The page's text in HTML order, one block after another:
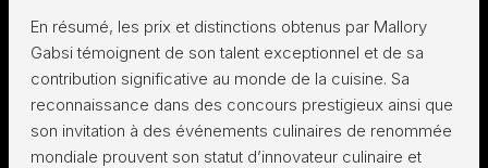
En résumé, les prix et distinctions obtenus par Mallory
Gabsi témoignent de son talent exceptionnel et de sa
contribution significative au monde de la cuisine. Sa
reconnaissance dans des concours prestigieux ainsi que
son invitation à des événements culinaires de renommée
mondiale prouvent son statut d’innovateur culinaire et